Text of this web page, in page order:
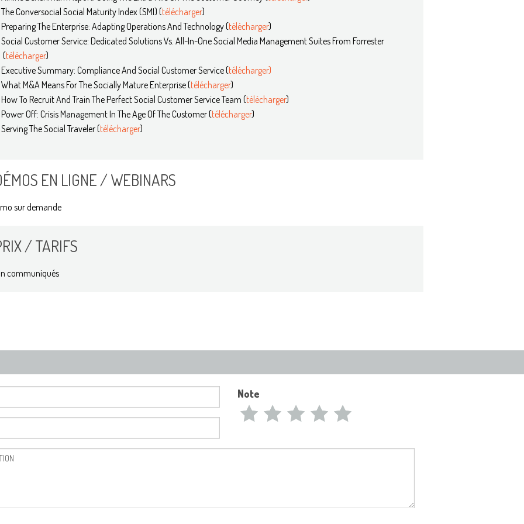
The Conversocial Social Maturity Index (SMI)​ (télécharger)
Preparing The Enterprise: Adapting Operations And Technology​ (télécharger)
Social Customer Service: Dedicated Solutions Vs. All-In-One Social Media Management Suites From Forrester​
(télécharger)
Executive Summary: Compliance And Social Customer Service​ (télécharger)
What M&A Means For The Socially Mature Enterprise (télécharger)
How To Recruit And Train The Perfect Social Customer Service Team​ (télécharger)
Power Off: Crisis Management In The Age Of The Customer​ (télécharger)
Serving The Social Traveler (télécharger)
EN LIGNE / WEBINARS
sur demande
/ TARIFS
communiqués
Note